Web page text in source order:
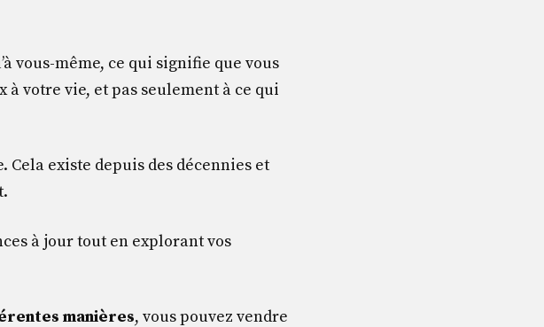
vous-même, ce qui signifie que vous
votre vie, et pas seulement à ce qui
Cela existe depuis des décennies et
à jour tout en explorant vos
manières, vous pouvez vendre